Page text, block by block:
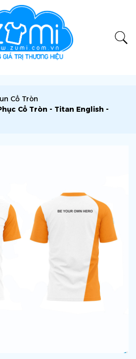
Cổ Tròn
Cổ Tròn - Titan English -